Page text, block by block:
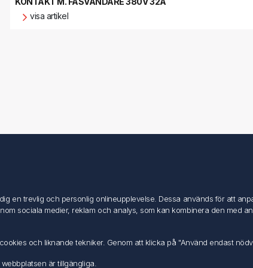
visa artikel
Mina ordrar
en trevlig och personlig onlineupplevelse. Dessa används för att
sociala medier, reklam och analys, som kan kombinera den med
och liknande tekniker. Genom att klicka på "Använd endast
är tillgängliga.